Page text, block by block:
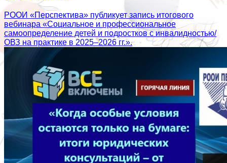
РООИ «Перспектива» публикует запись итогового
вебинара «Социальное и профессиональное
самоопределение детей и подростков с инвалидностью/
ОВЗ на практике в 2025–2026 гг.».